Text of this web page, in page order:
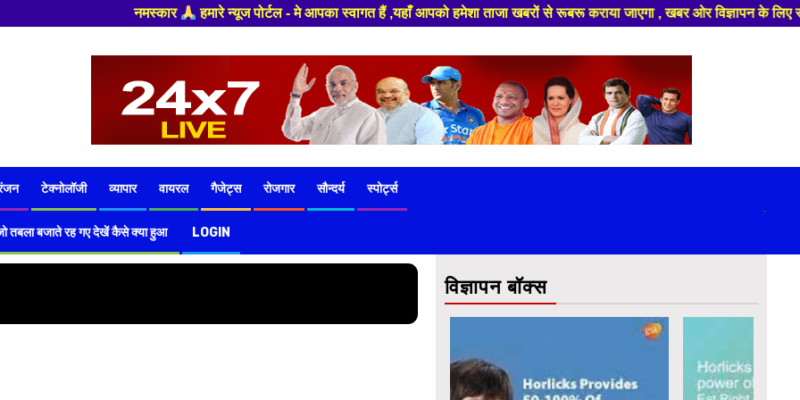
हमारे न्यूज पोर्टल - मे आपका स्वागत हैं ,यहाँ आपको हमेशा ताजा खबरों से रूबरू कराया जाएगा , खबर ओर विज्ञापन के लिए संपर्क करे
टेक्नोलॉजी व्यापार वायरल गैजेट्स रोजगार सौन्दर्य स्पोर्ट्स
जो तबला बजाते रह गए देखें कैसे क्या हुआ LOGIN
-
विज्ञापन बॉक्स